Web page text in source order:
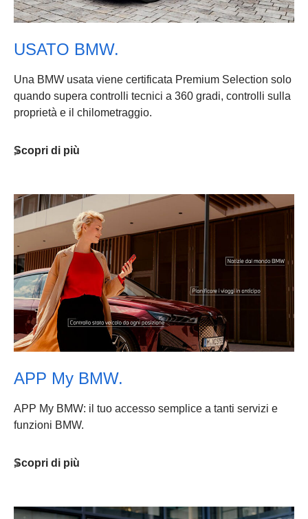
USATO BMW.
Una BMW usata viene certificata Premium Selection solo
quando supera controlli tecnici a 360 gradi, controlli sulla
proprietà e il chilometraggio.
Scopri di più
APP My BMW.
APP My BMW: il tuo accesso semplice a tanti servizi e
funzioni BMW.
Scopri di più